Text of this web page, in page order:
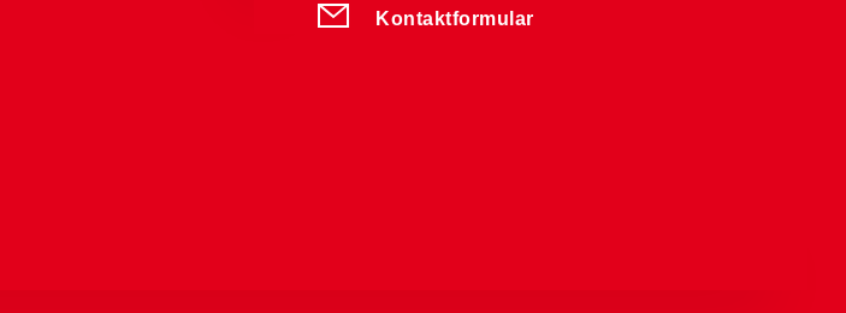
Kontaktformular